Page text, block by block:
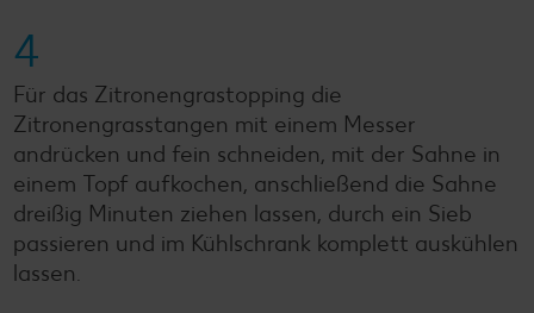
4
Für das Zitronengrastopping die
Zitronengrasstangen mit einem Messer
andrücken und fein schneiden, mit der Sahne in
einem Topf aufkochen, anschließend die Sahne
dreißig Minuten ziehen lassen, durch ein Sieb
passieren und im Kühlschrank komplett auskühlen
lassen.